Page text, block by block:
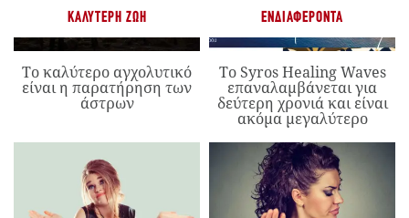
ΚΑΛΎΤΕΡΗ ΖΩΉ
Το καλύτερο αγχολυτικό
είναι η παρατήρηση των
άστρων
ΕΝΔΙΑΦΈΡΟΝΤΑ
Το Syros Healing Waves
επαναλαμβάνεται για
δεύτερη χρονιά και είναι
ακόμα μεγαλύτερο